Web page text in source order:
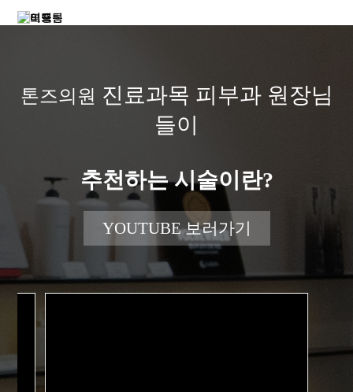
톤즈의원 진료과목 피부과 원장님
들이
추천하는 시술이란?
YOUTUBE 보러가기